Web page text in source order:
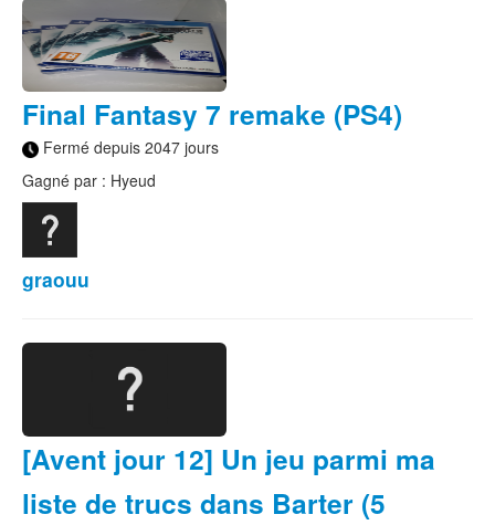
Final Fantasy 7 remake (PS4)
Fermé depuis 2047 jours
Gagné par : Hyeud
graouu
[Avent jour 12] Un jeu parmi ma
liste de trucs dans Barter (5